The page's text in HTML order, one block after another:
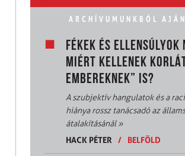
ARCHÍVUMUNKBÓL
FÉKEK ÉS ELLENSÚLYOK
MIÉRT KELLENEK
EMBEREKNEK” IS?
A szubjektív hangulatok és a
hiánya rossz tanácsadó az
átalakításánál»
HACK PÉTER
/ BELFÖLD